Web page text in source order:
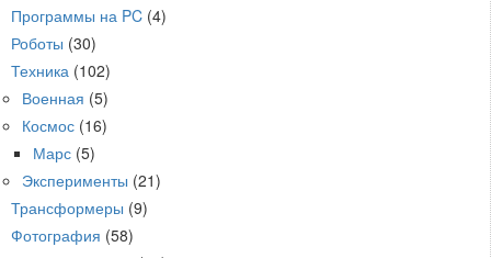
Программы на PC (4)
Роботы (30)
Техника (102)
Военная (5)
Космос (16)
Марс (5)
Эксперименты (21)
Трансформеры (9)
Фотография (58)